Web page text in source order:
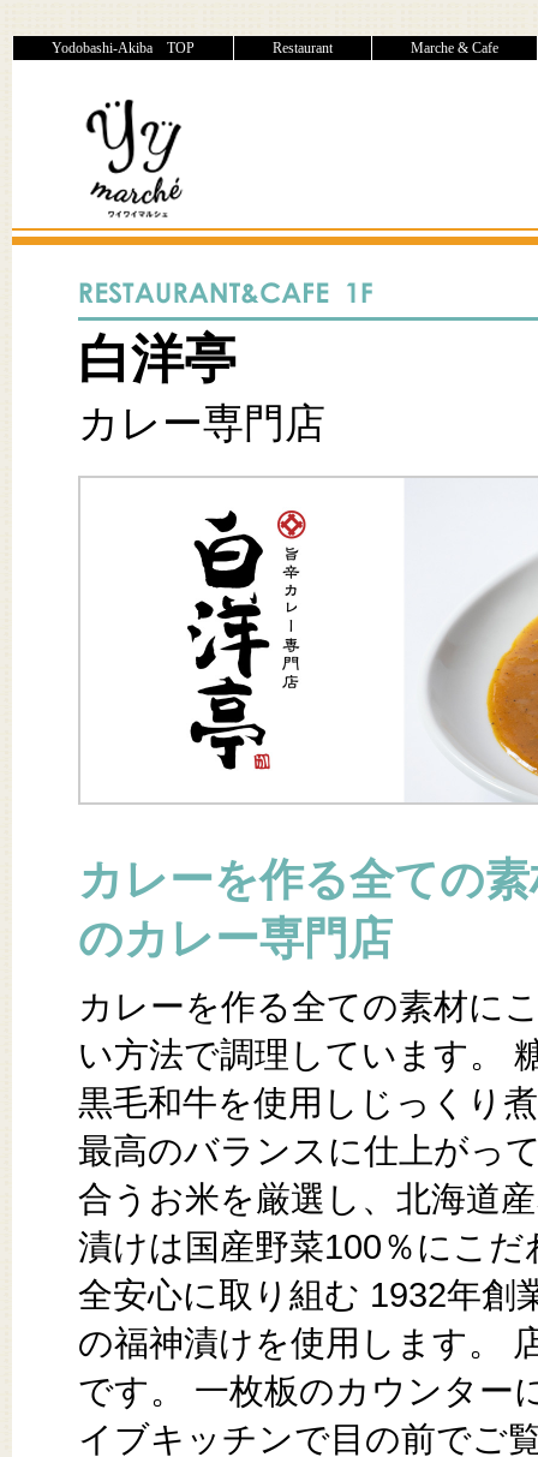
Yodobashi-Akiba TOP Restaurant Marche & Cafe
白洋亭
カレー専門店
カレーを作る全ての
のカレー専門店
カレーを作る全ての素材に
い方法で調理しています。
黒毛和牛を使用しじっくり
最高のバランスに仕上がっ
合うお米を厳選し、北海道
漬けは国産野菜100％にこ
全安心に取り組む 1932年創
の福神漬けを使用します。
です。 一枚板のカウンター
イブキッチンで目の前でご